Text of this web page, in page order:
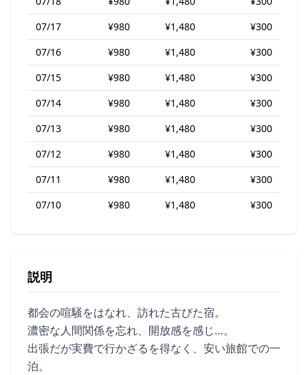
07/17
¥980 ¥1,480
¥300
07/16
¥980 ¥1,480
¥300
07/15
¥980 ¥1,480
¥300
07/14
¥980 ¥1,480
¥300
07/13
¥980 ¥1,480
¥300
07/12
¥980 ¥1,480
¥300
07/11
¥980 ¥1,480
¥300
07/10
¥980 ¥1,480 ¥300
説明
都会の喧騒をはなれ、訪れた古びた宿。
濃密な人間関係を忘れ、開放感を感じ…。
出張だが実費で行かざるを得なく、安い旅館での一
泊。